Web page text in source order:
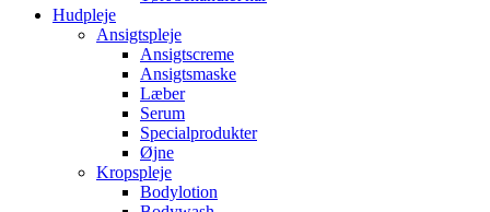
Hudpleje
Ansigtspleje
Ansigtscreme
Ansigtsmaske
Læber
Serum
Specialprodukter
Øjne
Kropspleje
Bodylotion